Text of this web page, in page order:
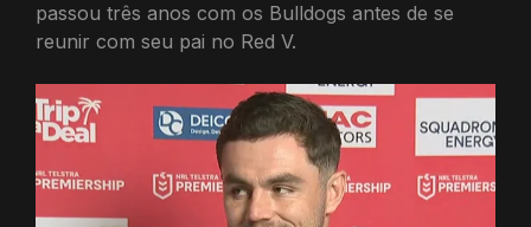
passou três anos com os Bulldogs antes de se
reunir com seu pai no Red V.